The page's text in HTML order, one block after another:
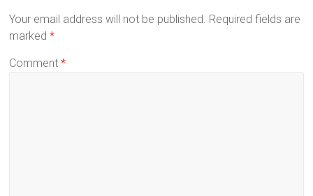
Your email address will not be published. Required fields are
marked*
Comment*